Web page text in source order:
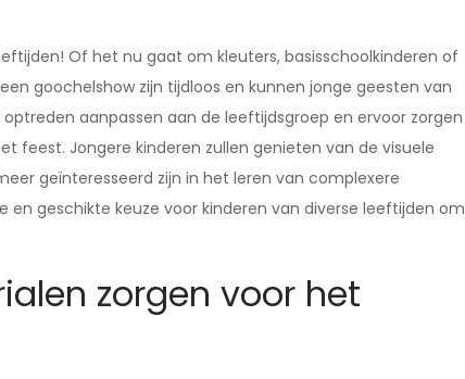
Of het nu gaat om kleuters, basisschoolkinderen of
goochelshow zijn tijdloos en kunnen jonge geesten van
aanpassen aan de leeftijdsgroep en ervoor zorgen
feest. Jongere kinderen zullen genieten van de visuele
geïnteresseerd zijn in het leren van complexere
geschikte keuze voor kinderen van diverse leeftijden om
zorgen voor het